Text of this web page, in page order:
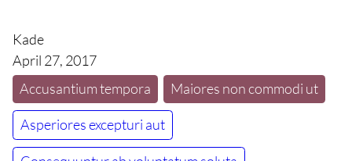
Kade
April 27, 2017
Accusantium tempora
Maiores non commodi ut
Asperiores excepturi aut